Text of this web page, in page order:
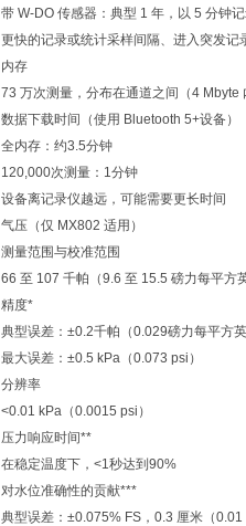
带 W-DO 传感器：典型 1 年，以 5 分钟
更快的记录或统计采样间隔、进入突发
内存
73 万次测量，分布在通道之间（4 Mbyte
数据下载时间（使用 Bluetooth 5+设备）
全内存：约3.5分钟
120,000次测量：1分钟
设备离记录仪越远，可能需要更长时间
气压（仅 MX802 适用）
测量范围与校准范围
66 至 107 千帕（9.6 至 15.5 磅力每平方
精度*
典型误差：±0.2千帕（0.029磅力每平方
最大误差：±0.5 kPa（0.073 psi）
分辨率
<0.01 kPa（0.0015 psi）
压力响应时间**
在稳定温度下，<1秒达到90%
对水位准确性的贡献***
典型误差：±0.075% FS，0.3 厘米（0.01